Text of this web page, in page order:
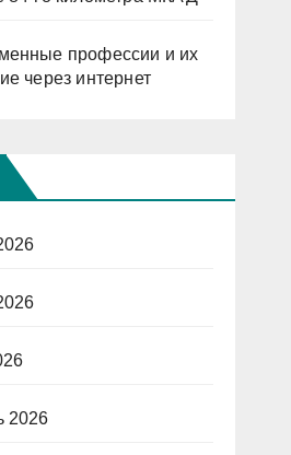
профессии и их
через интернет
2026